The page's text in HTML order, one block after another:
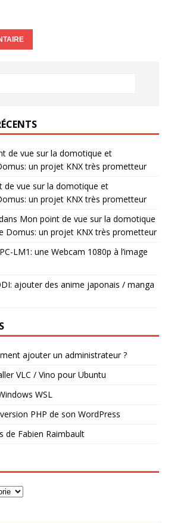
de vue sur la domotique et
un projet KNX très prometteur
de vue sur la domotique et
un projet KNX très prometteur
Mon point de vue sur la domotique
Domus: un projet KNX très prometteur
LM1: une Webcam 1080p à l’image
ajouter des anime japonais / manga
ajouter un administrateur ?
VLC / Vino pour Ubuntu
WSL
PHP de son WordPress
de Fabien Raimbault